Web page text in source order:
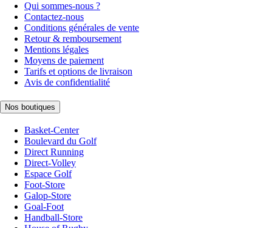
Qui sommes-nous ?
Contactez-nous
Conditions générales de vente
Retour & remboursement
Mentions légales
Moyens de paiement
Tarifs et options de livraison
Avis de confidentialité
Nos boutiques
Basket-Center
Boulevard du Golf
Direct Running
Direct-Volley
Espace Golf
Foot-Store
Galop-Store
Goal-Foot
Handball-Store